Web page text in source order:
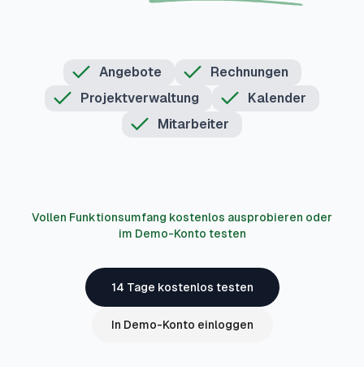
Angebote
Rechnungen
Projektverwaltung
Kalender
Mitarbeiter
Vollen Funktionsumfang kostenlos ausprobieren oder
im Demo-Konto testen
14 Tage kostenlos testen
In Demo-Konto einloggen